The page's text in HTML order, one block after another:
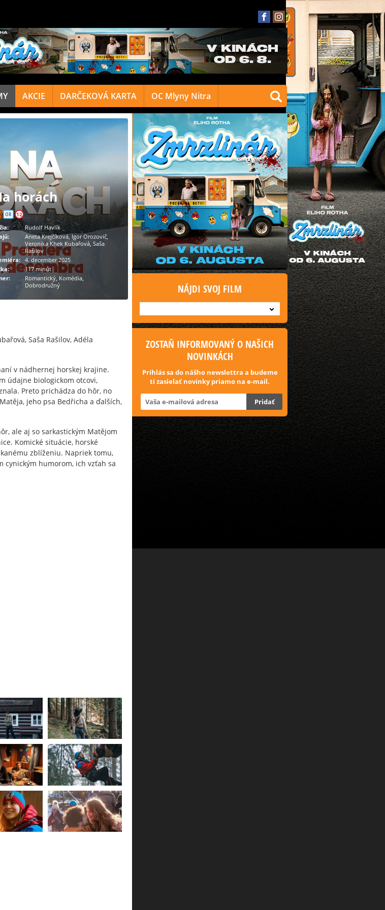
AKCIE DARČEKOVÁ KARTA OC Mlyny Nitra
horách
OR 12
Rudolf Havlík
Aneta Krejčíková, Igor Orozovič,
Veronika Khek Kubařová, Saša
Rašilov
4. december 2025
117 minút
Romantický, Komédia,
Dobrodružný
Saša Rašilov, Adéla
v nádhernej horskej krajine.
údajne biologickom otcovi,
Preto prichádza do hôr, no
jeho psa Bedřicha a ďalších,
ale aj so sarkastickým Matějom
Komické situácie, horské
zblíženiu. Napriek tomu,
cynickým humorom, ich vzťah sa
NÁJDI SVOJ FILM
ZOSTAŇ INFORMOVANÝ O NAŠICH
NOVINKÁCH
Prihlás sa do nášho newslettra a budeme
ti zasielať novinky priamo na e-mail.